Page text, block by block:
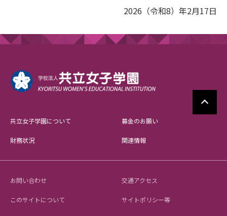
2026（令和8）年2月17日
共立女子学園について
財務状況
募金のお願い
関連情報
お問い合わせ 交通アクセス
このサイトについて サイトポリシー等